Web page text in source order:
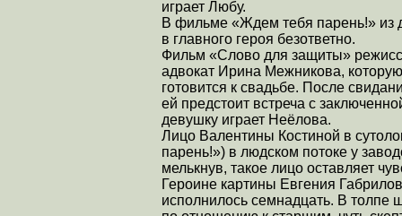
играет Любу.
В фильме «Ждем тебя парень!» из
в главного героя безответно.
Фильм «Слово для защиты»
адвокат Ирина Межникова,
готовится к свадьбе. После
ей предстоит встреча с
девушку играет Неёлова.
Лицо Валентины Костиной в
парень!») в людском потоке у
мелькнув, такое лицо оставляет
Героине картины Евгения
исполнилось семнадцать. В толпе